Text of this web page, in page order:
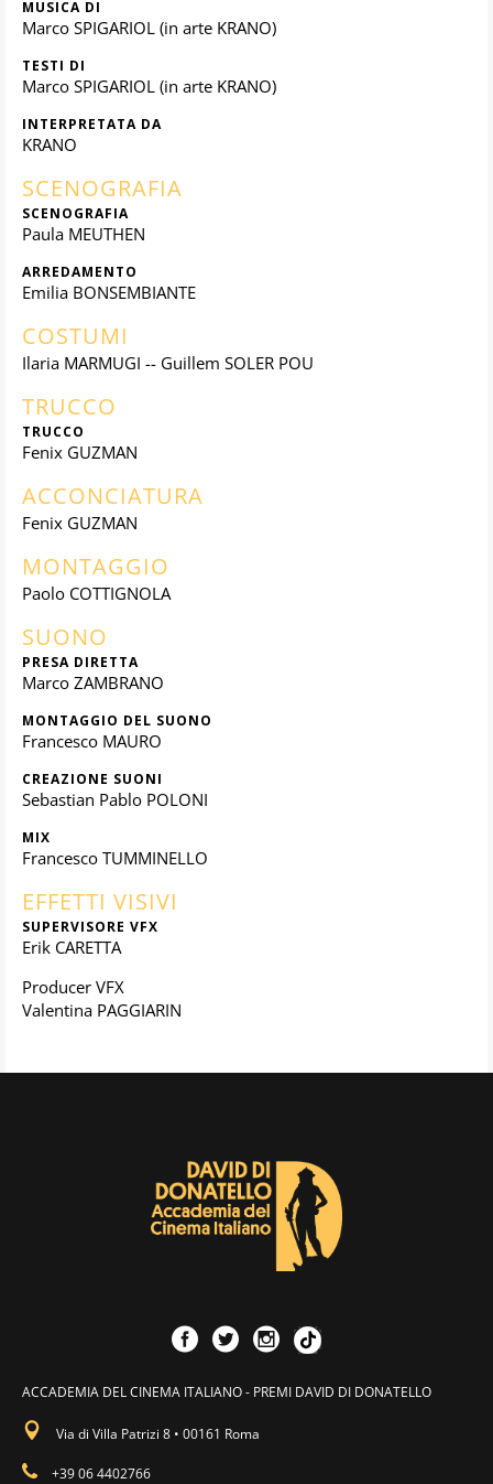
MUSICA DI
Marco SPIGARIOL (in arte KRANO)
TESTI DI
Marco SPIGARIOL (in arte KRANO)
INTERPRETATA DA
KRANO
SCENOGRAFIA
SCENOGRAFIA
Paula MEUTHEN
ARREDAMENTO
Emilia BONSEMBIANTE
COSTUMI
Ilaria MARMUGI -- Guillem SOLER POU
TRUCCO
TRUCCO
Fenix GUZMAN
ACCONCIATURA
Fenix GUZMAN
MONTAGGIO
Paolo COTTIGNOLA
SUONO
PRESA DIRETTA
Marco ZAMBRANO
MONTAGGIO DEL SUONO
Francesco MAURO
CREAZIONE SUONI
Sebastian Pablo POLONI
MIX
Francesco TUMMINELLO
EFFETTI VISIVI
SUPERVISORE VFX
Erik CARETTA
Producer VFX
Valentina PAGGIARIN
ACCADEMIA DEL CINEMA ITALIANO - PREMI DAVID DI DONATELLO
Via di Villa Patrizi 8 • 00161 Roma
+39 06 4402766